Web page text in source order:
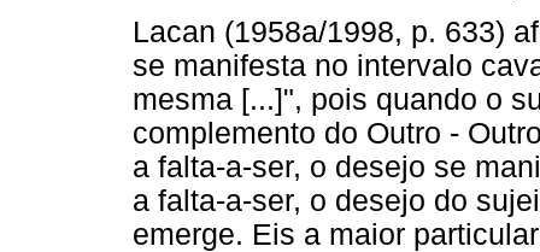
Lacan (1958a/1998, p. 633)
se manifesta no intervalo
mesma [...]", pois quando o
complemento do Outro -
a falta-a-ser, o desejo se
a falta-a-ser, o desejo do
emerge. Eis a maior